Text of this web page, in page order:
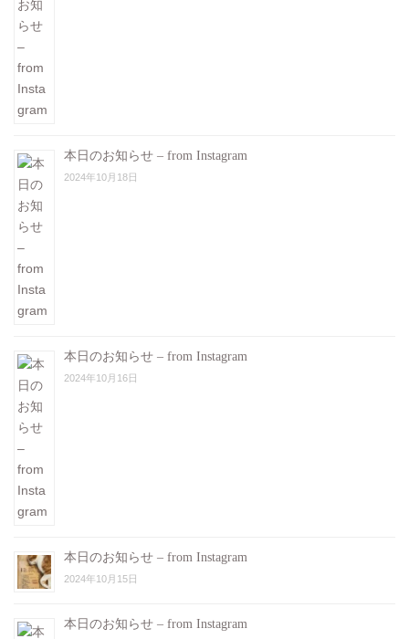
本日のお知らせ – from Instagram
2024年10月18日
本日のお知らせ – from Instagram
2024年10月16日
本日のお知らせ – from Instagram
2024年10月15日
本日のお知らせ – from Instagram